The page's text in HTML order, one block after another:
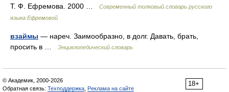
Т. Ф. Ефремова. 2000 …
Современный толковый словарь русского
языка Ефремовой
взаймы — нареч. Заимообразно, в долг. Давать, брать,
просить в …
Энциклопедический словарь
18+
© Академик, 2000-2026
Обратная связь: Техподдержка Реклама на сайте